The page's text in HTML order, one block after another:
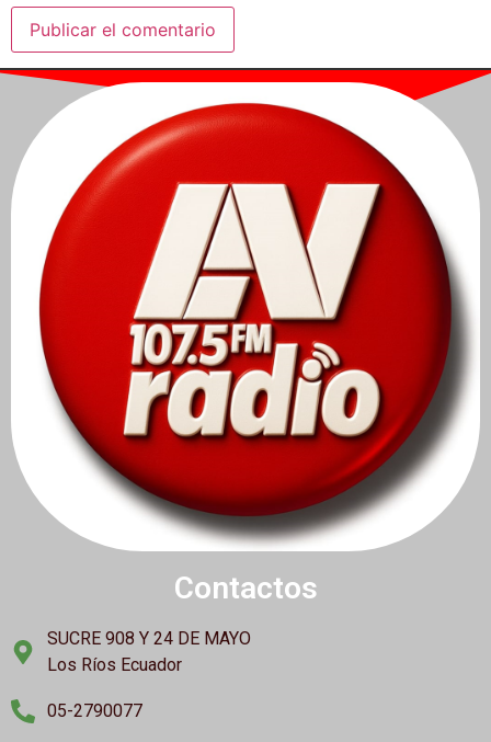
Contactos
SUCRE 908 Y 24 DE MAYO
Los Ríos Ecuador
05-2790077